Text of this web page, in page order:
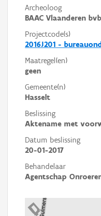
Archeoloog
BAAC Vlaanderen
Projectcode(s)
2016J201 -
Maatregel(en)
geen
Gemeente(n)
Hasselt
Beslissing
Aktename met
Datum beslissing
20-01-2017
Behandelaar
Agentschap